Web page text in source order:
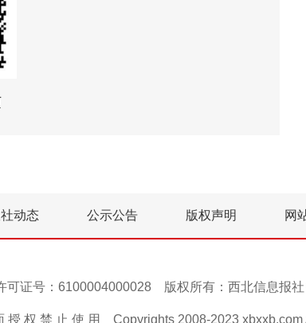
动态 公示公告 版权声明 网
证号：6100004000028 版权所有：西北信息报社
授 权 禁 止 使 用 Copyrights 2008-2023